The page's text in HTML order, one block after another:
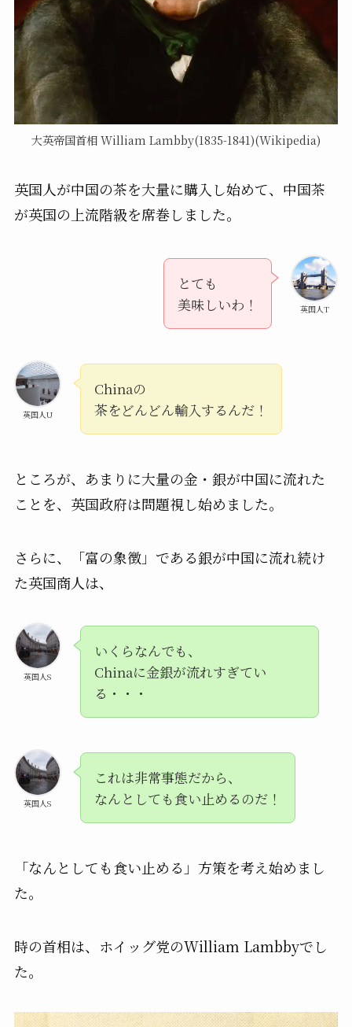
大英帝国首相 William Lambby(1835-1841)(Wikipedia)
英国人が中国の茶を大量に購入し始めて、中国茶
が英国の上流階級を席巻しました。
英国人T
とても
美味しいわ！
英国人U
Chinaの
茶をどんどん輸入するんだ！
ところが、あまりに大量の金・銀が中国に流れた
ことを、英国政府は問題視し始めました。
さらに、「富の象徴」である銀が中国に流れ続け
た英国商人は、
英国人S
いくらなんでも、
Chinaに金銀が流れすぎてい
る・・・
英国人S
これは非常事態だから、
なんとしても食い止めるのだ！
「なんとしても食い止める」方策を考え始めまし
た。
時の首相は、ホイッグ党のWilliam Lambbyでし
た。